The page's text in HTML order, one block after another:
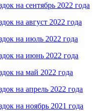
на сентябрь 2022 года
на август 2022 года
на июль 2022 года
на июнь 2022 года
на май 2022 года
на апрель 2022 года
на ноябрь 2021 года